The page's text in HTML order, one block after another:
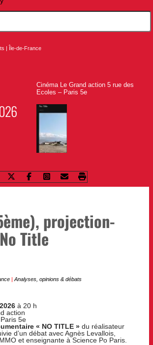
Île-de-France
Cinéma Le Grand action 5 rue des
Ecoles – Paris 5e
projection-
Title
| Analyses, opinions & débats
à 20 h
action
5e
« NO TITLE » du réalisateur
d’un débat avec Agnès Levallois,
et enseignante à Science Po Paris.